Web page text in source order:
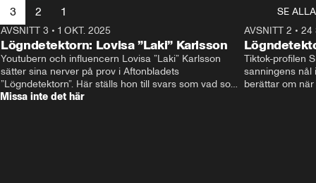
inte vill svara på, och finns det någon stor hemlighet han döljer?
3 2 1
SE ALLA
AVSNITT 3 • 1 OKT. 2025
Lögndetektorn: Lovisa ”Laki” Karlsson
Youtubern och influencern Lovisa ”Laki” Karlsson
sätter sina nerver på prov i Aftonbladets
”Lögndetektorn”. Här ställs hon till svars som vad som
hände efter SVT:s "Alla dejtar alla”, om varför hon
AVSNITT 2 • 24
Tiktok-profilen
sanningens nål
berättar om
Missa inte det här